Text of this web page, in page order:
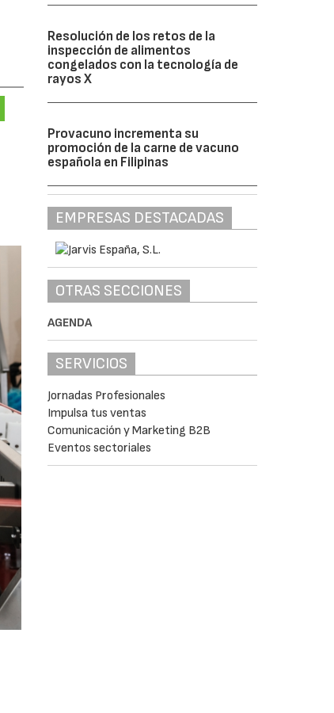
Resolución de los retos de la
inspección de alimentos
congelados con la tecnología de
rayos X
Provacuno incrementa su
promoción de la carne de vacuno
española en Filipinas
EMPRESAS DESTACADAS
OTRAS SECCIONES
AGENDA
SERVICIOS
Jornadas Profesionales
Impulsa tus ventas
Comunicación y Marketing B2B
Eventos sectoriales